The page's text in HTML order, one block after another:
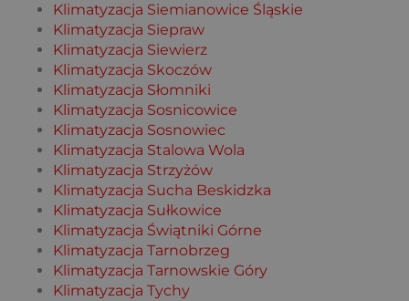
Klimatyzacja Siemianowice Śląskie
Klimatyzacja Siepraw
Klimatyzacja Siewierz
Klimatyzacja Skoczów
Klimatyzacja Słomniki
Klimatyzacja Sosnicowice
Klimatyzacja Sosnowiec
Klimatyzacja Stalowa Wola
Klimatyzacja Strzyżów
Klimatyzacja Sucha Beskidzka
Klimatyzacja Sułkowice
Klimatyzacja Świątniki Górne
Klimatyzacja Tarnobrzeg
Klimatyzacja Tarnowskie Góry
Klimatyzacja Tychy